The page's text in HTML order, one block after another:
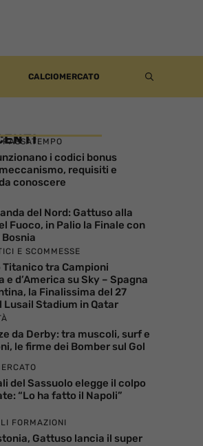
CALCIOMERCATO
PASSATEMPO
i codici bonus
requisiti e
conoscere
del Nord: Gattuso alla
Fuoco, in Palio la Finale con
Bosnia
E SCOMMESSE
tra Campioni
e d’America su Sky – Spagna
la Finalissima del 27
Lusail Stadium in Qatar
da Derby: tra muscoli, surf e
le firme dei Bomber sul Gol
del Sassuolo elegge il colpo
“Lo ha fatto il Napoli”
FORMAZIONI
Gattuso lancia il super